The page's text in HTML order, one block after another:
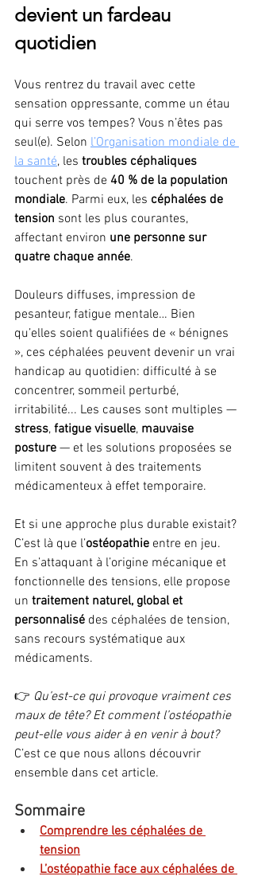
devient un fardeau
quotidien
Vous rentrez du travail avec cette
sensation oppressante, comme un étau
qui serre vos tempes? Vous n’êtes pas
seul(e). Selon l’Organisation mondiale de
la santé, les troubles céphaliques
touchent près de 40 % de la population
mondiale. Parmi eux, les céphalées de
tension sont les plus courantes,
affectant environ une personne sur
quatre chaque année.
Douleurs diffuses, impression de
pesanteur, fatigue mentale… Bien
qu’elles soient qualifiées de « bénignes
», ces céphalées peuvent devenir un vrai
handicap au quotidien: difficulté à se
concentrer, sommeil perturbé,
irritabilité... Les causes sont multiples —
stress, fatigue visuelle, mauvaise
posture — et les solutions proposées se
limitent souvent à des traitements
médicamenteux à effet temporaire.
Et si une approche plus durable existait?
C’est là que l’ostéopathie entre en jeu.
En s’attaquant à l’origine mécanique et
fonctionnelle des tensions, elle propose
un traitement naturel, global et
personnalisé des céphalées de tension,
sans recours systématique aux
médicaments.
👉 Qu’est-ce qui provoque vraiment ces
maux de tête? Et comment l’ostéopathie
peut-elle vous aider à en venir à bout?
C’est ce que nous allons découvrir
ensemble dans cet article.
Sommaire
Comprendre les céphalées de
tension
L’ostéopathie face aux céphalées de